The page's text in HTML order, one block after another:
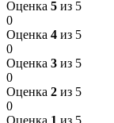
Оценка 5 из 5
0
Оценка 4 из 5
0
Оценка 3 из 5
0
Оценка 2 из 5
0